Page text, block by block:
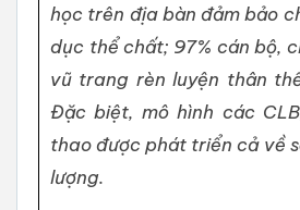
học trên địa bàn đảm bảo
dục thể chất; 97% cán bộ,
vũ trang rèn luyện thân
Đặc biệt, mô hình các
thao được phát triển cả về
lượng.